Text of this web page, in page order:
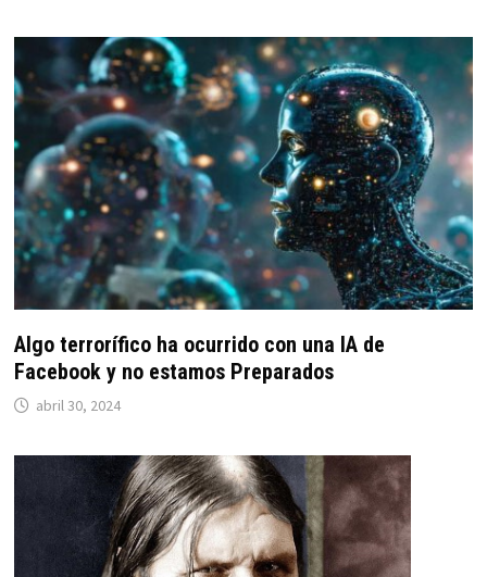
Algo terrorífico ha ocurrido con una IA de
Facebook y no estamos Preparados
abril 30, 2024